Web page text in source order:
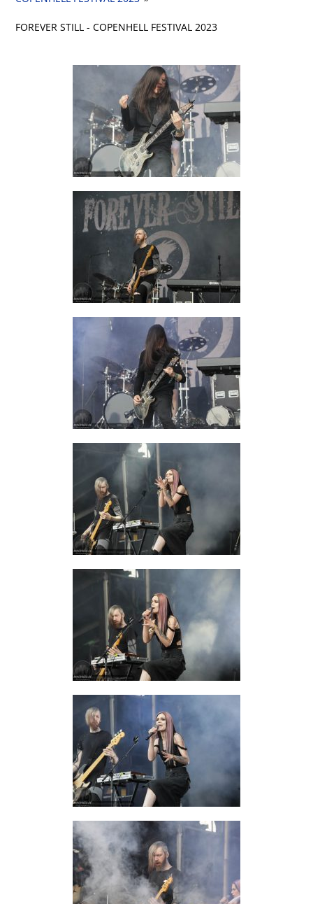
FOREVER STILL - COPENHELL FESTIVAL 2023